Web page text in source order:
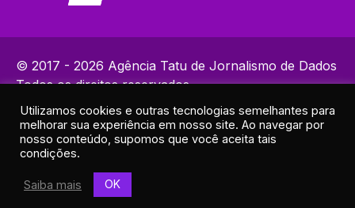
© 2017 - 2026 Agência Tatu de Jornalismo de Dados
Todos os direitos reservados.
Política de Privacidade
Contatos: (82) 99383-9153 | ola@agenciatatu.com.br |
Responsável técnico: Lucas Maia
Endereço: R. Elias Ramos de Araújo, 30A - Sala 2 - Cruz das
Almas, Maceió - AL
Utilizamos cookies e outras tecnologias semelhantes para
melhorar sua experiência em nosso site. Ao navegar por
nosso conteúdo, supomos que você aceita tais
condições.
Saiba mais OK